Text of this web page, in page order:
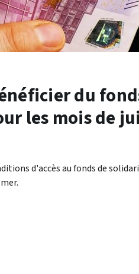
du
les mois de
d'accès au fonds de